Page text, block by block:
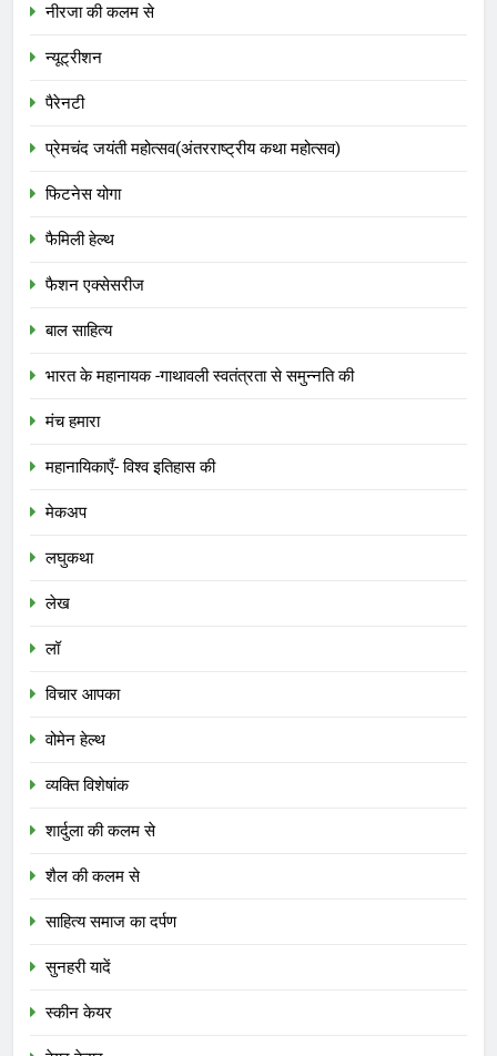
नीरजा की कलम से
न्यूट्रीशन
पैरेनटी
प्रेमचंद जयंती महोत्सव(अंतरराष्ट्रीय कथा महोत्सव)
फिटनेस योगा
फैमिली हेल्थ
फैशन एक्सेसरीज
बाल साहित्य
भारत के महानायक -गाथावली स्वतंत्रता से समुन्नति की
मंच हमारा
महानायिकाएँ- विश्व इतिहास की
मेकअप
लघुकथा
लेख
लॉ
विचार आपका
वोमेन हेल्थ
व्यक्ति विशेषांक
शार्दुला की कलम से
शैल की कलम से
साहित्य समाज का दर्पण
सुनहरी यादें
स्कीन केयर